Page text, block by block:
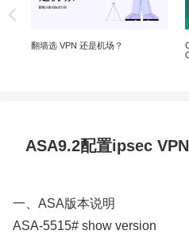
ChatGPT 国内怎么注册使用？解锁
ASA9.2配置ipsec VPN
一、ASA版本说明
ASA-5515# show version